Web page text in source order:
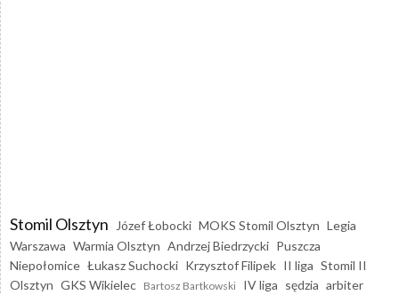
Stomil Olsztyn Józef Łobocki MOKS Stomil Olsztyn Legia
Warszawa Warmia Olsztyn Andrzej Biedrzycki Puszcza
Niepołomice Łukasz Suchocki Krzysztof Filipek II liga Stomil II
Olsztyn GKS Wikielec Bartosz Bartkowski IV liga sędzia arbiter